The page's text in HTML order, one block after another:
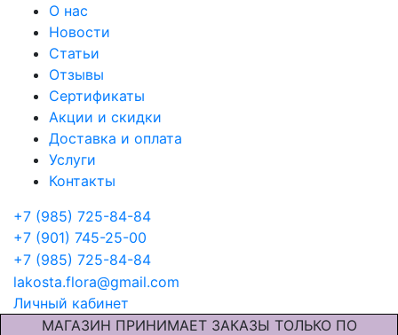
О нас
Новости
Статьи
Отзывы
Сертификаты
Акции и скидки
Доставка и оплата
Услуги
Контакты
+7 (985) 725-84-84
+7 (901) 745-25-00
+7 (985) 725-84-84
lakosta.flora@gmail.com
Личный кабинет
МАГАЗИН ПРИНИМАЕТ ЗАКАЗЫ ТОЛЬКО ПО